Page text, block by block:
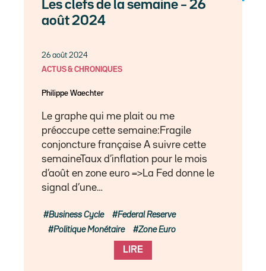
Les clefs de la semaine – 26
août 2024
26 août 2024
ACTUS & CHRONIQUES
Philippe Waechter
Le graphe qui me plait ou me
préoccupe cette semaine:Fragile
conjoncture française A suivre cette
semaineTaux d’inflation pour le mois
d’août en zone euro =>La Fed donne le
signal d’une…
LIRE
Business Cycle
Federal Reserve
Politique Monétaire
Zone Euro